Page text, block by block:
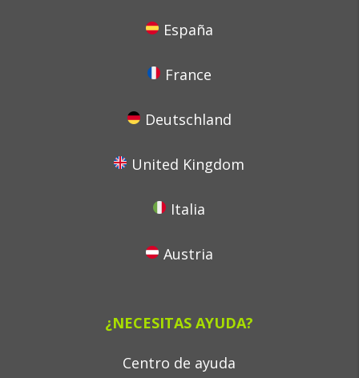
España
France
Deutschland
United Kingdom
Italia
Austria
¿NECESITAS AYUDA?
Centro de ayuda